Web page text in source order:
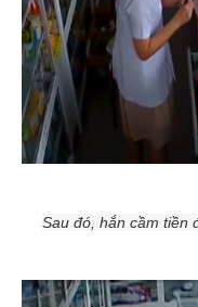
Sau đó, hắn cầm tiền